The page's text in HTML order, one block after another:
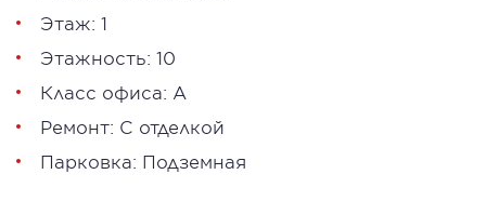
Этаж: 1
Этажность: 10
Класс офиса: А
Ремонт: С отделкой
Парковка: Подземная